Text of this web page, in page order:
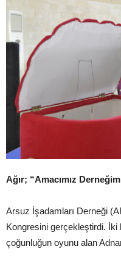
Ağır; “Amacımız
Arsuz İşadamları Derneği
Kongresini gerçekleştirdi.
çoğunluğun oyunu alan